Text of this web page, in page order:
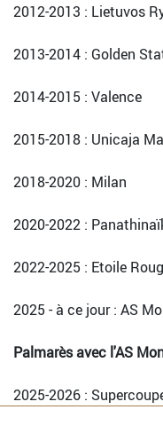
2012-2013 : Lietuvos
2013-2014 : Golden
2014-2015 : Valence
2015-2018 : Unicaja
2018-2020 : Milan
2020-2022 :
2022-2025 : Etoile
2025 - à ce jour : AS
Palmarès avec l'AS
2025-2026 :